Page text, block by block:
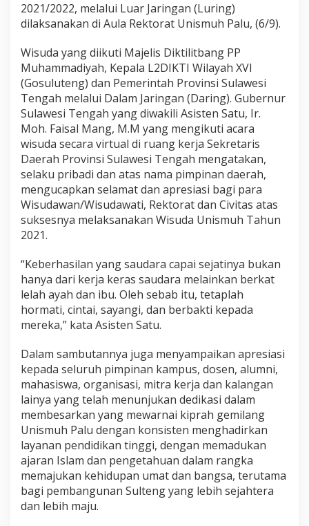
r
n
a
2021/2022, melalui Luar Jaringan (Luring)
dilaksanakan di Aula Rektorat Unismuh Palu, (6/9).
Wisuda yang diikuti Majelis Diktilitbang PP
Muhammadiyah, Kepala L2DIKTI Wilayah XVI
(Gosuluteng) dan Pemerintah Provinsi Sulawesi
Tengah melalui Dalam Jaringan (Daring). Gubernur
Sulawesi Tengah yang diwakili Asisten Satu, Ir.
Moh. Faisal Mang, M.M yang mengikuti acara
wisuda secara virtual di ruang kerja Sekretaris
Daerah Provinsi Sulawesi Tengah mengatakan,
selaku pribadi dan atas nama pimpinan daerah,
mengucapkan selamat dan apresiasi bagi para
Wisudawan/Wisudawati, Rektorat dan Civitas atas
suksesnya melaksanakan Wisuda Unismuh Tahun
2021.
“Keberhasilan yang saudara capai sejatinya bukan
hanya dari kerja keras saudara melainkan berkat
lelah ayah dan ibu. Oleh sebab itu, tetaplah
hormati, cintai, sayangi, dan berbakti kepada
mereka,” kata Asisten Satu.
Dalam sambutannya juga menyampaikan apresiasi
kepada seluruh pimpinan kampus, dosen, alumni,
mahasiswa, organisasi, mitra kerja dan kalangan
lainya yang telah menunjukan dedikasi dalam
membesarkan yang mewarnai kiprah gemilang
Unismuh Palu dengan konsisten menghadirkan
layanan pendidikan tinggi, dengan memadukan
ajaran Islam dan pengetahuan dalam rangka
memajukan kehidupan umat dan bangsa, terutama
bagi pembangunan Sulteng yang lebih sejahtera
dan lebih maju.